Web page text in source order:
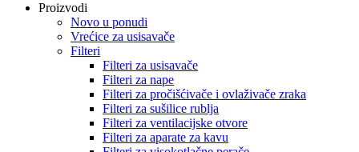
Proizvodi
Novo u ponudi
Vrećice za usisavače
Filteri
Filteri za usisavače
Filteri za nape
Filteri za pročišćivače i ovlaživače zraka
Filteri za sušilice rublja
Filteri za ventilacijske otvore
Filteri za aparate za kavu